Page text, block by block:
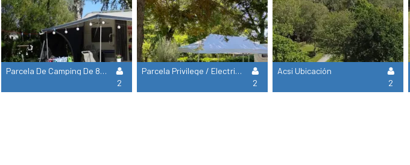
Parcela De Camping De 80 M² Como Mínimo / Electricidad 10 A
2
Parcela Privilege / Electricidad 10 Amperios 110M² Mínimo
2
Acsi Ubicación
2